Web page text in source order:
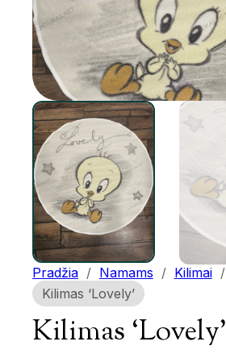
Pradžia / Namams / Kilimai /
Kilimas ‘Lovely’
Kilimas ‘Lovely’